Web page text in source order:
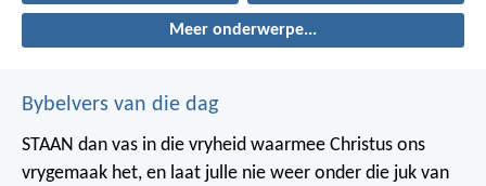
Meer onderwerpe...
Bybelvers van die dag
STAAN dan vas in die vryheid waarmee Christus ons
vrygemaak het, en laat julle nie weer onder die juk van